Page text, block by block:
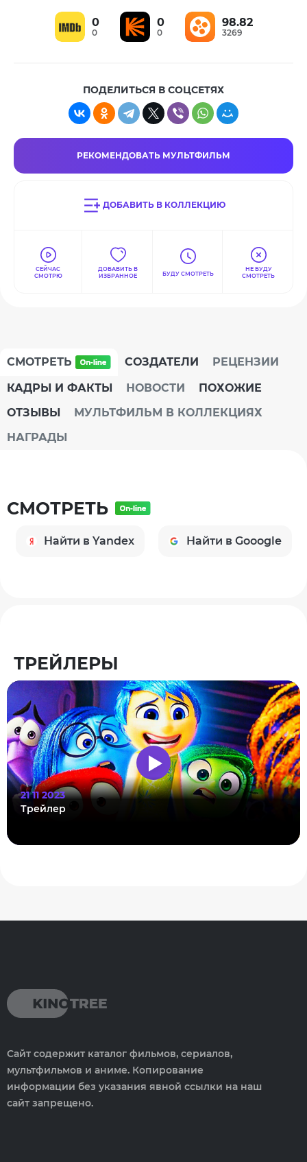
0
0
0
0
98.82
3269
ПОДЕЛИТЬСЯ В СОЦСЕТЯХ
РЕКОМЕНДОВАТЬ МУЛЬТФИЛЬМ
ДОБАВИТЬ В КОЛЛЕКЦИЮ
СЕЙЧАС
СМОТРЮ
ДОБАВИТЬ В
ИЗБРАННОЕ
БУДУ СМОТРЕТЬ
НЕ БУДУ
СМОТРЕТЬ
СМОТРЕТЬ СОЗДАТЕЛИ
РЕЦЕНЗИИ
КАДРЫ И ФАКТЫ
НОВОСТИ
ПОХОЖИЕ
ОТЗЫВЫ
МУЛЬТФИЛЬМ В КОЛЛЕКЦИЯХ
НАГРАДЫ
СМОТРЕТЬ
Найти в Yandex Найти в Gooogle
ТРЕЙЛЕРЫ
21 11 2023
Трейлер
Сайт содержит каталог фильмов, сериалов,
мультфильмов и аниме. Копирование
информации без указания явной ссылки на наш
сайт запрещено.